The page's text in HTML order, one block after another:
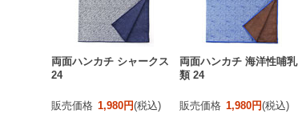
両面ハンカチ シャークス
24
販売価格 1,980円(税込)
両面ハンカチ 海洋性哺乳
類 24
販売価格 1,980円(税込)